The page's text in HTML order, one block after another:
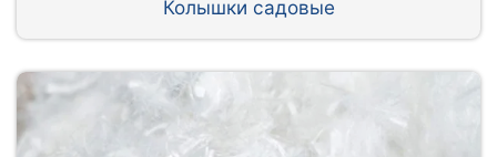
Колышки садовые